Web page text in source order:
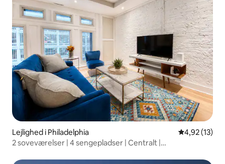
Lejlighed i Philadelphia 4,92 ud af 5
4,92 (13)
2 soveværelser | 4 sengepladser | Centralt |